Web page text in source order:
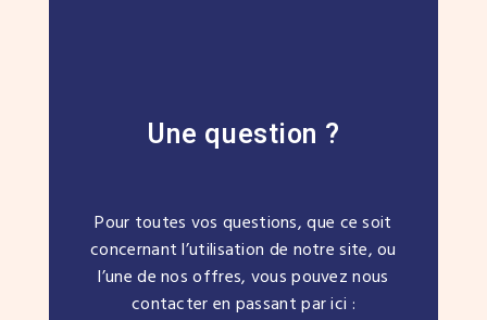
Une question ?
Pour toutes vos questions, que ce soit
concernant l’utilisation de notre site, ou
l’une de nos offres, vous pouvez nous
contacter en passant par ici :